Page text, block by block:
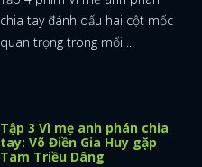
chia tay đánh dấu hai cột mốc
quan trọng trong mối ...
Tập 3 Vì mẹ anh phán chia
tay: Võ Điền Gia Huy gặp
Tam Triều Dâng